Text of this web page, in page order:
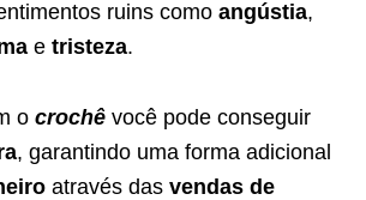
ruins como angústia,
e tristeza.
o crochê você pode conseguir
, garantindo uma forma adicional
através das vendas de